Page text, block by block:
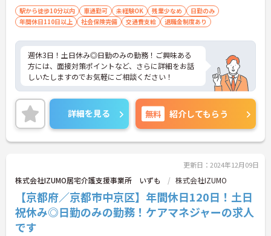
駅から徒歩10分以内 車通勤可 未経験OK 残業少なめ
日勤のみ
年間休日110日以上
社会保険完備 交通費支給 退職金制度あり
週休3日！土日休み◎日勤のみの勤務！ご興味ある
方には、面接対策ポイントなど、さらに詳細をお話
しいたしますのでお気軽にご相談ください！
詳細を見る 無料 紹介してもらう
更新日：2024年12月09日
株式会社IZUMO居宅介護支援事業所 いずも 株式会社IZUMO
【京都府／京都市中京区】年間休日120日！土日
祝休み◎日勤のみの勤務！ケアマネジャーの求人
です